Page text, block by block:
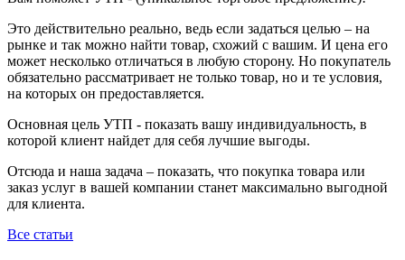
Это действительно реально, ведь если задаться целью – на
рынке и так можно найти товар, схожий с вашим. И цена его
может несколько отличаться в любую сторону. Но покупатель
обязательно рассматривает не только товар, но и те условия,
на которых он предоставляется.
Основная цель УТП - показать вашу индивидуальность, в
которой клиент найдет для себя лучшие выгоды.
Отсюда и наша задача – показать, что покупка товара или
заказ услуг в вашей компании станет максимально выгодной
для клиента.
Все статьи